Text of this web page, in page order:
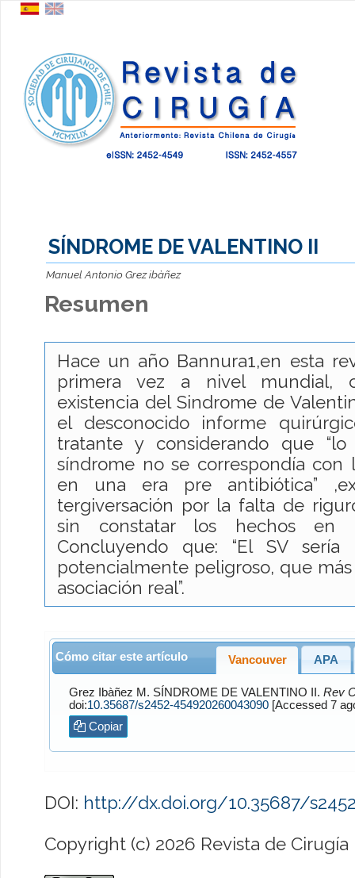
SÍNDROME DE VALENTINO II
Manuel Antonio Grez ibàñez
Resumen
Hace un año Bannura1,en esta
primera vez a nivel mundial,
existencia del Sindrome de
el desconocido informe
tratante y considerando que
síndrome no se correspondía con
en una era pre antibiótica”
tergiversación por la falta de
sin constatar los hechos en
Concluyendo que: “El SV
potencialmente peligroso, que
asociación real”.
Cómo citar este artículo Vancouver APA
Grez Ibàñez M. SÍNDROME DE VALENTINO II. Rev
doi:10.35687/s2452-454920260043090
Copiar
DOI: http://dx.doi.org/10.35687/
Copyright (c) 2026 Revista de Cirugía